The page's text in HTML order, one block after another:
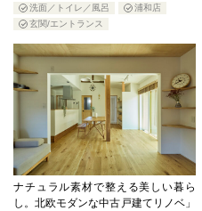
洗面／トイレ／風呂
浦和店
玄関/エントランス
ナチュラル素材で整える美しい暮ら
し。北欧モダンな中古戸建てリノベ」